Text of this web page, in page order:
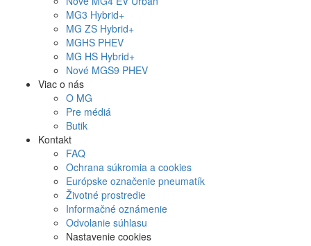
MG3 Hybrid+
MG ZS Hybrid+
MGHS PHEV
MG HS Hybrid+
Nové MGS9 PHEV
Viac o nás
O MG
Pre médiá
Butik
Kontakt
FAQ
Ochrana súkromia a cookies
Európske označenie pneumatík
Životné prostredie
Informačné oznámenie
Odvolanie súhlasu
Nastavenie cookies